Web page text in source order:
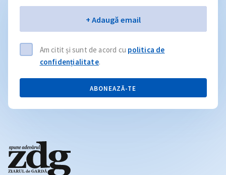
+ Adaugă email
Am citit și sunt de acord cu politica de
confidențialitate.
ABONEAZĂ-TE